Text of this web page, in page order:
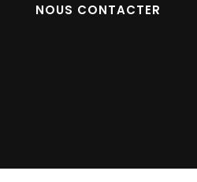
NOUS CONTACTER